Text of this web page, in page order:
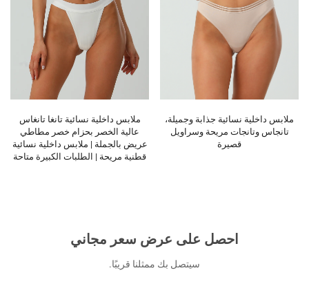
ملابس داخلية نسائية جذابة وجميلة،
تانجاس وتانجات مريحة وسراويل
قصيرة
ملابس داخلية نسائية تانغا تانغاس
عالية الخصر بحزام خصر مطاطي
عريض بالجملة | ملابس داخلية نسائية
قطنية مريحة | الطلبات الكبيرة متاحة
احصل على عرض سعر مجاني
سيتصل بك ممثلنا قريبًا.